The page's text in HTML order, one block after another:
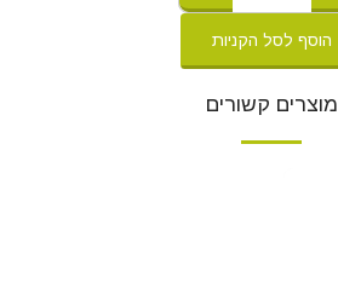
הוסף לסל הקניות
מוצרים קשורים